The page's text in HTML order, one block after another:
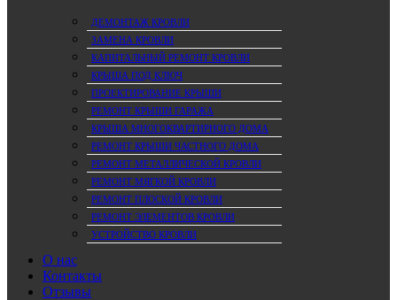
ДЕМОНТАЖ КРОВЛИ
ЗАМЕНА КРОВЛИ
КАПИТАЛЬНЫЙ РЕМОНТ КРОВЛИ
КРЫША ПОД КЛЮЧ
ПРОЕКТИРОВАНИЕ КРЫШИ
РЕМОНТ КРЫШИ ГАРАЖА
КРЫША МНОГОКВАРТИРНОГО ДОМА
РЕМОНТ КРЫШИ ЧАСТНОГО ДОМА
РЕМОНТ МЕТАЛЛИЧЕСКОЙ КРОВЛИ
РЕМОНТ МЯГКОЙ КРОВЛИ
РЕМОНТ ПЛОСКОЙ КРОВЛИ
РЕМОНТ ЭЛЕМЕНТОВ КРОВЛИ
УСТРОЙСТВО КРОВЛИ
О нас
Контакты
Отзывы